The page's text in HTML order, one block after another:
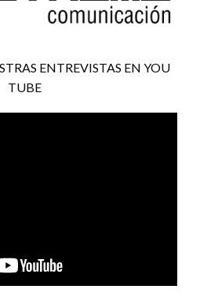
ENTREVISTAS EN YOU
TUBE